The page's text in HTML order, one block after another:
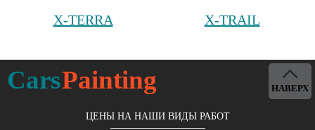
X-TERRA X-TRAIL
CarsPainting
ЦЕНЫ НА НАШИ ВИДЫ РАБОТ
НАВЕРХ